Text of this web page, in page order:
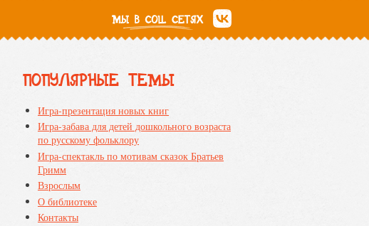
ПОПУЛЯРНЫЕ ТЕМЫ
Игра-презентация новых книг
Игра-забава для детей дошкольного возраста
по русскому фольклору
Игра-спектакль по мотивам сказок Братьев
Гримм
Взрослым
О библиотеке
Контакты